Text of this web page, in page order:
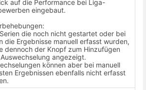
auf die Performance bei Liga-
eingebaut.
die noch nicht gestartet oder bei
die Ergebnisse manuell erfasst wurden,
dennoch der Knopf zum Hinzufügen
angezeigt.
können aber bei manuell
Ergebnissen ebenfalls nicht erfasst